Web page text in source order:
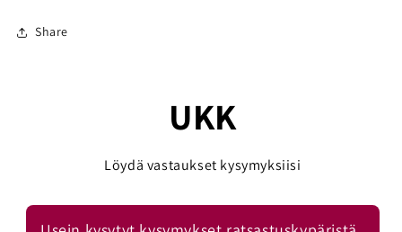
Share
UKK
Löydä vastaukset kysymyksiisi